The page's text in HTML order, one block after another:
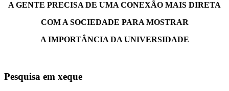
A GENTE PRECISA DE UMA CONEXÃO MAIS DIRETA
COM A SOCIEDADE PARA MOSTRAR
A IMPORTÂNCIA DA UNIVERSIDADE
Pesquisa em xeque